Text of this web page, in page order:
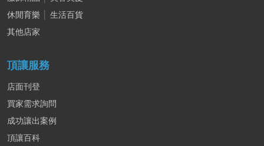
休閒育樂
生活百貨
其他店家
頂讓服務
店面刊登
買家需求詢問
成功讓出案例
頂讓百科